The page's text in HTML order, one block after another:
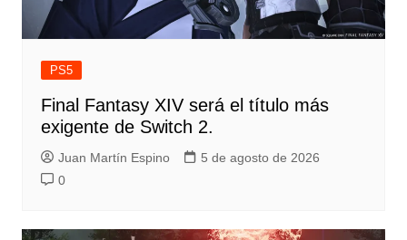
PS5
Final Fantasy XIV será el título más
exigente de Switch 2.
Juan Martín Espino
5 de agosto de 2026
0